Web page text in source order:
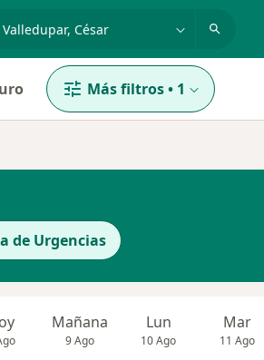
Más filtros• 1
de Urgencias
Mañana
9 Ago
Lun
10 Ago
Mar
11 Ago